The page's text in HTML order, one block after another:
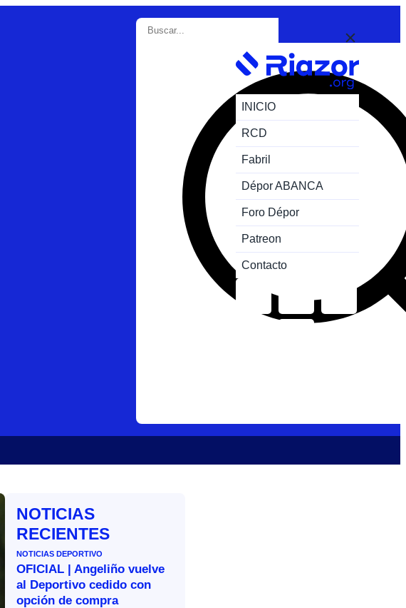
INICIO
RCD
Fabril
Dépor ABANCA
Foro Dépor
Patreon
Contacto
NOTICIAS
RECIENTES
NOTICIAS DEPORTIVO
OFICIAL | Angeliño vuelve
al Deportivo cedido con
opción de compra